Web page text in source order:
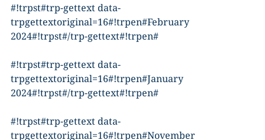
#!trpst#trp-gettext data-
trpgettextoriginal=16#!trpen#February
2024#!trpst#/trp-gettext#!trpen#
#!trpst#trp-gettext data-
trpgettextoriginal=16#!trpen#January
2024#!trpst#/trp-gettext#!trpen#
#!trpst#trp-gettext data-
trpgettextoriginal=16#!trpen#November